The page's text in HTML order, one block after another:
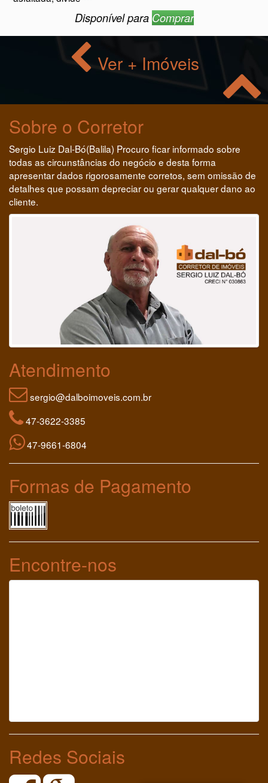
Disponível para Comprar
Ver + Imóveis
Sobre o Corretor
Sergio Luiz Dal-Bó(Balila) Procuro ficar informado sobre
todas as circunstâncias do negócio e desta forma
apresentar dados rigorosamente corretos, sem omissão de
detalhes que possam depreciar ou gerar qualquer dano ao
cliente.
Atendimento
sergio@dalboimoveis.com.br
47-3622-3385
47-9661-6804
Formas de Pagamento
Encontre-nos
Redes Sociais